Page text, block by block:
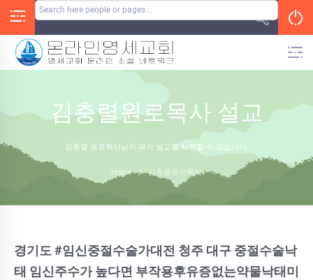
김충렬원로목사 설교
김충렬 원로목사님의 과거 설교를 시청할 수 있습니다.
Home / 김충렬원로목사
경기도 #임신중절수술가대전 청주 대구 중절수술낙
태 임신주수가 높다면 부작용후유증없는약물낙태미